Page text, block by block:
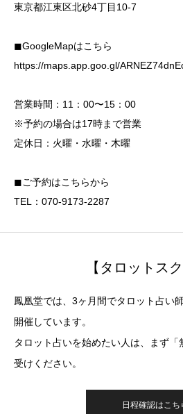
東京都江東区北砂4丁目10-7
◼︎GoogleMapはこちら
https://maps.app.goo.gl/
営業時間：11：00〜15：00
※予約の場合は17時まで営業
定休日：火曜・水曜・木曜
◼︎ご予約はこちらから
TEL：070-9173-2287
【タロットス
鳳凰堂では、3ヶ月間でタロット占い
開催しています。
タロット占いを始めたい人は、まず
受けください。
日程確認はこち